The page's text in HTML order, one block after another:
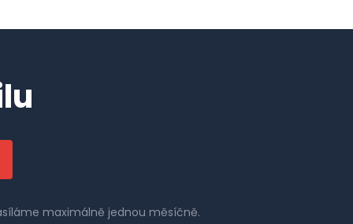
maximálně jednou měsíčně.